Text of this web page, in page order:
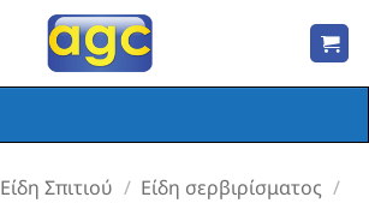
Είδη Σπιτιού / Είδη σερβιρίσματος /